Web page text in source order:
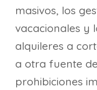
masivos, los
vacacionales y
alquileres a
a otra fuente
prohibiciones